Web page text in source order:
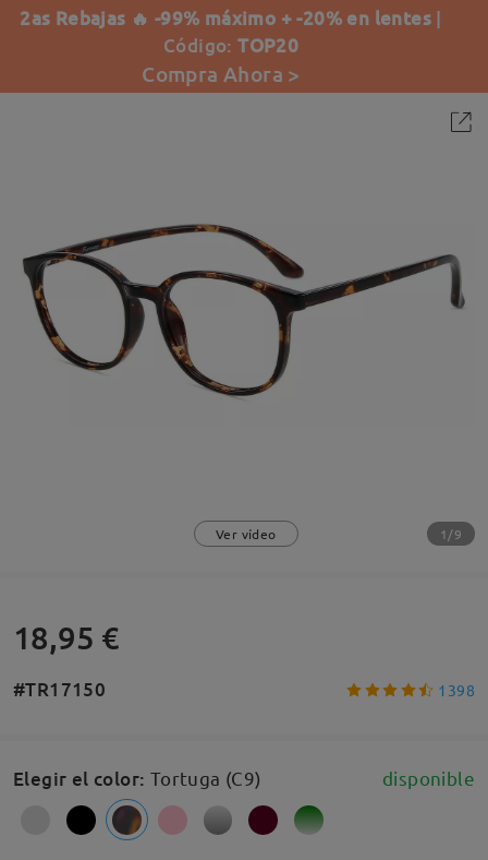
2as Rebajas 🔥 -99% máximo + -20% en lentes |
Código:TOP20
Compra Ahora >
Ver vídeo 1/9
18,95 €
#TR17150 1398
Elegir el color: Tortuga (C9) disponible